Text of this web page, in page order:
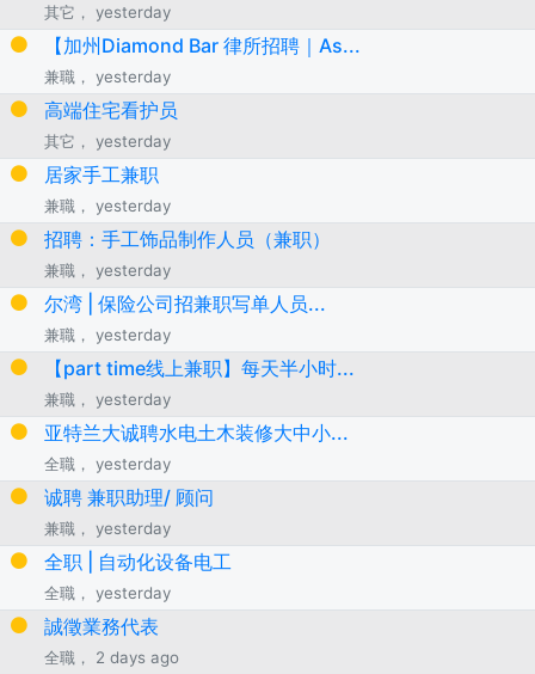
其它， yesterday
【加州Diamond Bar 律所招聘｜As...
兼職， yesterday
高端住宅看护员
其它， yesterday
居家手工兼职
兼職， yesterday
招聘：手工饰品制作人员（兼职）
兼職， yesterday
尔湾 | 保险公司招兼职写单人员...
兼職， yesterday
【part time线上兼职】每天半小时...
兼職， yesterday
亚特兰大诚聘水电土木装修大中小...
全職， yesterday
诚聘 兼职助理/ 顾问
兼職， yesterday
全职 | 自动化设备电工
全職， yesterday
誠徵業務代表
全職， 2 days ago